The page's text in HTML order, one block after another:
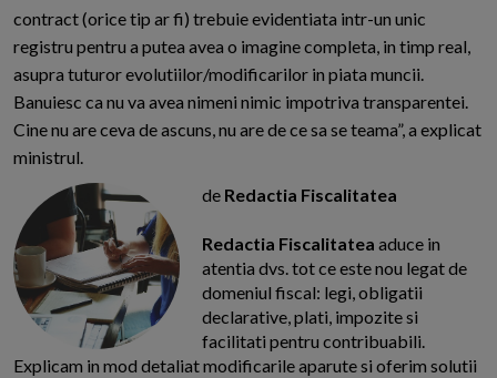
contract (orice tip ar fi) trebuie evidentiata intr-un unic
registru pentru a putea avea o imagine completa, in timp real,
asupra tuturor evolutiilor/modificarilor in piata muncii.
Banuiesc ca nu va avea nimeni nimic impotriva transparentei.
Cine nu are ceva de ascuns, nu are de ce sa se teama”, a explicat
ministrul.
de Redactia Fiscalitatea
Redactia Fiscalitatea aduce in
atentia dvs. tot ce este nou legat de
domeniul fiscal: legi, obligatii
declarative, plati, impozite si
facilitati pentru contribuabili.
Explicam in mod detaliat modificarile aparute si oferim solutii